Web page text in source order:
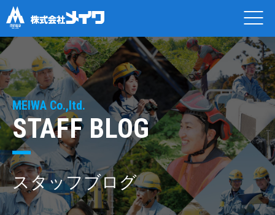
MEIWA Co.,ltd.
STAFF BLOG
スタッフブログ